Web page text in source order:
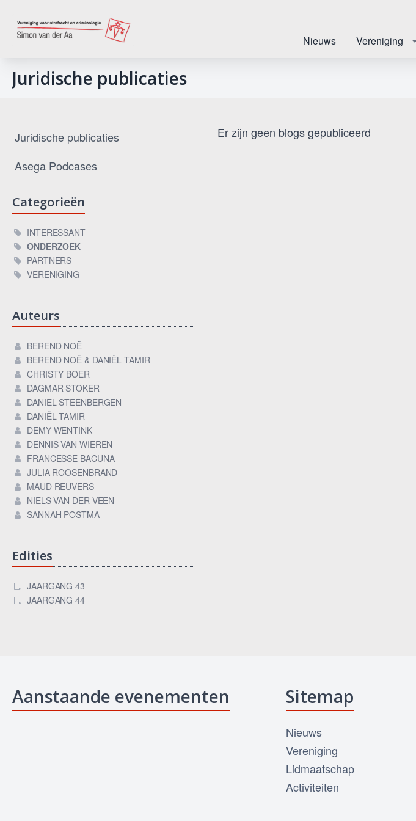
Nieuws Vereniging
Juridische publicaties
Juridische publicaties
Asega Podcases
Categorieën
INTERESSANT
ONDERZOEK
PARTNERS
VERENIGING
Auteurs
BEREND NOË
BEREND NOË & DANIËL TAMIR
CHRISTY BOER
DAGMAR STOKER
DANIEL STEENBERGEN
DANIËL TAMIR
DEMY WENTINK
DENNIS VAN WIEREN
FRANCESSE BACUNA
JULIA ROOSENBRAND
MAUD REUVERS
NIELS VAN DER VEEN
SANNAH POSTMA
Edities
JAARGANG 43
JAARGANG 44
Er zijn geen blogs gepubliceerd
Aanstaande evenementen Sitemap
Nieuws
Vereniging
Lidmaatschap
Activiteiten